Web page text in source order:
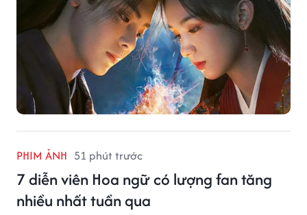
PHIM ẢNH 51 phút trước
7 diễn viên Hoa ngữ có lượng fan tăng
nhiều nhất tuần qua